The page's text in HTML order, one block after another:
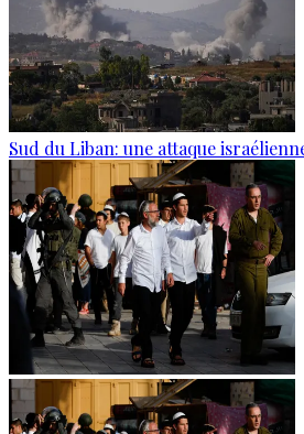
Sud du Liban: une attaque